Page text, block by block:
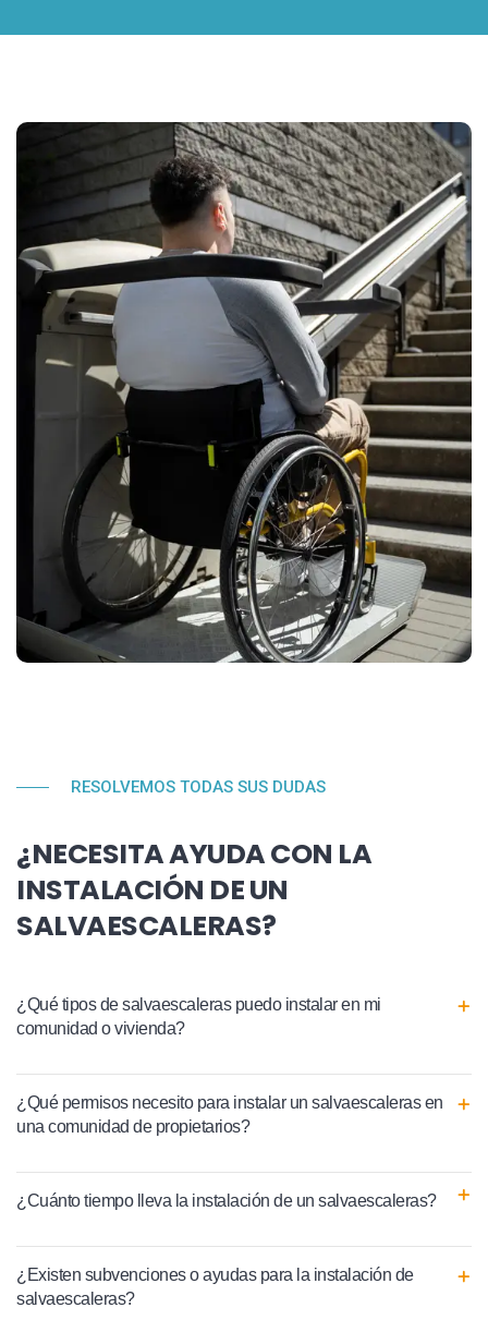
RESOLVEMOS TODAS SUS DUDAS
¿NECESITA AYUDA CON LA
INSTALACIÓN DE UN
SALVAESCALERAS?
¿Qué tipos de salvaescaleras puedo instalar en mi
comunidad o vivienda?
¿Qué permisos necesito para instalar un salvaescaleras en
una comunidad de propietarios?
¿Cuánto tiempo lleva la instalación de un salvaescaleras?
¿Existen subvenciones o ayudas para la instalación de
salvaescaleras?